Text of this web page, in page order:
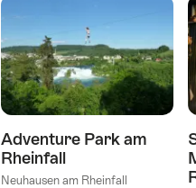
Adventure Park am
Rheinfall
Neuhausen am Rheinfall